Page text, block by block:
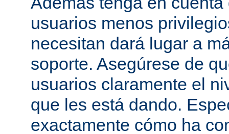
usuarios menos
necesitan dará lugar a
soporte. Asegúrese de
usuarios claramente el
que les está dando.
exactamente cómo ha